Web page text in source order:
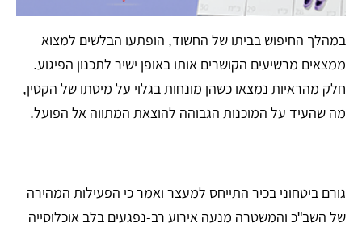
​במהלך החיפוש בביתו של החשוד, הופתעו הבלשים למצוא
ממצאים מרשיעים הקושרים אותו באופן ישיר לתכנון הפיגוע.
חלק מהראיות נמצאו כשהן מונחות בגלוי על מיטתו של הקטין,
מה שהעיד על המוכנות הגבוהה להוצאת המתווה אל הפועל.
גורם ביטחוני בכיר התייחס למעצר ואמר כי הפעילות המהירה
של השב"כ והמשטרה מנעה אירוע רב-נפגעים בלב אוכלוסייה